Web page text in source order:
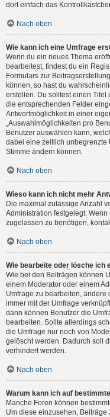
dort einfach das
Nach oben
Wie kann ich eine Umfrage
Wenn du ein neues Thema
bearbeitest, findest du ein
Formulars zur
können, so hast du
erstellen. Du solltest einen Titel
die entsprechenden Felder
Antwortmöglichkeit in einer
„Auswahlmöglichkeiten pro
Benutzer auswählen kann,
dabei eine zeitlich unbegrenzte
Stimme ändern können.
Nach oben
Wieso kann ich nicht mehr
Die maximal zulässige Anzahl
Administration festgelegt.
zugelassen zu benötigen,
Nach oben
Wie bearbeite oder lösche ich
Wie bei den Beiträgen können
einem Moderator oder einem
Umfrage zu bearbeiten, ändere
immer mit der Umfrage
dann können Benutzer die
bearbeiten. Sollte allerdings
die Umfrage nur noch von
gelöscht werden. Dadurch soll
verhindert werden.
Nach oben
Warum kann ich auf
Manche Foren können
Um diese einzusehen,